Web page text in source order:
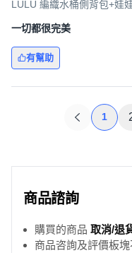
LULU 編織水桶側背包+娃
一切都很完美
有幫助
1
商品諮詢
購買的商品 取消/退
商品咨詢及評價板